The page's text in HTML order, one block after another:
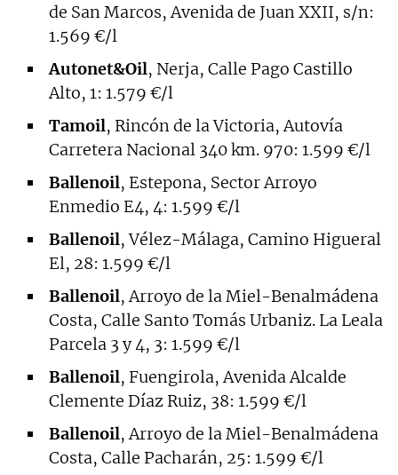
de San Marcos, Avenida de Juan XXII, s/n:
1.569 €/l
Autonet&Oil, Nerja, Calle Pago Castillo
Alto, 1: 1.579 €/l
Tamoil, Rincón de la Victoria, Autovía
Carretera Nacional 340 km. 970: 1.599 €/l
Ballenoil, Estepona, Sector Arroyo
Enmedio E4, 4: 1.599 €/l
Ballenoil, Vélez-Málaga, Camino Higueral
El, 28: 1.599 €/l
Ballenoil, Arroyo de la Miel-Benalmádena
Costa, Calle Santo Tomás Urbaniz. La Leala
Parcela 3 y 4, 3: 1.599 €/l
Ballenoil, Fuengirola, Avenida Alcalde
Clemente Díaz Ruiz, 38: 1.599 €/l
Ballenoil, Arroyo de la Miel-Benalmádena
Costa, Calle Pacharán, 25: 1.599 €/l